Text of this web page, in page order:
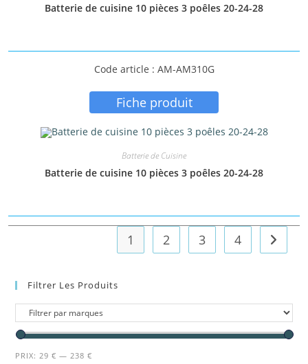
Batterie de cuisine 10 pièces 3 poêles 20-24-28
Code article : AM-AM310G
Fiche produit
Batterie de Cuisine
Batterie de cuisine 10 pièces 3 poêles 20-24-28
1 2 3 4
Filtrer Les Produits
PRIX: 29 € — 238 €